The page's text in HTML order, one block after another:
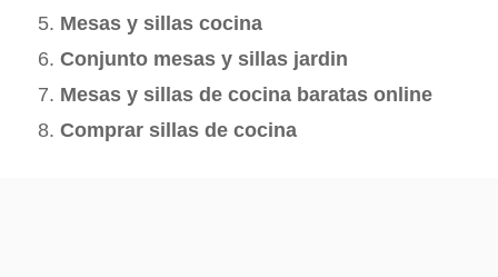
Mesas y sillas cocina
Conjunto mesas y sillas jardin
Mesas y sillas de cocina baratas online
Comprar sillas de cocina